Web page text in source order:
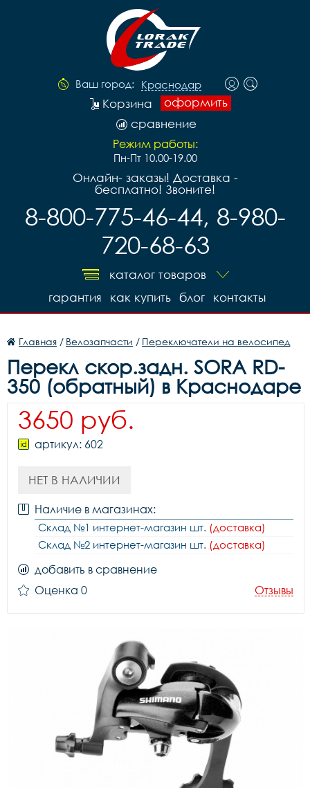
Ваш город: Краснодар
оформить
Корзина
сравнение
Режим работы:
Пн-Пт 10.00-19.00
Онлайн- заказы! Доставка -
бесплатно! Звоните!
8-800-775-46-44, 8-980-
720-68-63
каталог товаров
контакты
блог
как купить
гарантия
Главная / Велозапчасти / Переключатели на велосипед
Перекл скор.задн. SORA RD-
350 (обратный) в Краснодаре
3650 руб.
артикул: 602
НЕТ В НАЛИЧИИ
Наличие в магазинах:
Склад №1 интернет-магазин шт. (доставка)
Склад №2 интернет-магазин шт. (доставка)
добавить в сравнение
Оценка 0
Отзывы